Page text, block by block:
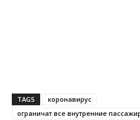
TAGS
коронавирус
ограничат все внутренние